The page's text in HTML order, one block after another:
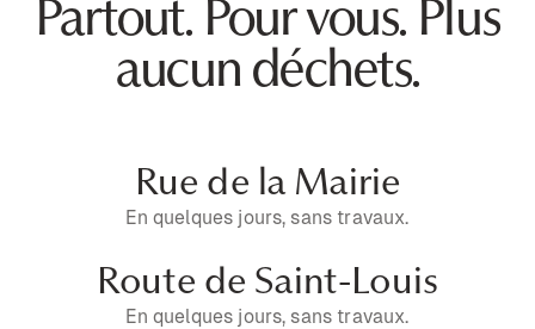
Partout. Pour vous. Plus
aucun déchets.
Rue de la Mairie
En quelques jours, sans travaux.
Route de Saint-Louis
En quelques jours, sans travaux.